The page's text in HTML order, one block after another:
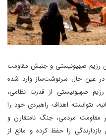
نبرد میان رژیم صهیونیستی و جنبش مقاومت
عین حال سرنوشت‌ساز وارد شده
صهیونیستی از قدرت نظامی،
نتوانسته اهداف راهبردی خود را
مقاومت مردمی، جنگ نامتقارن و
را حفظ کرده و مانع از